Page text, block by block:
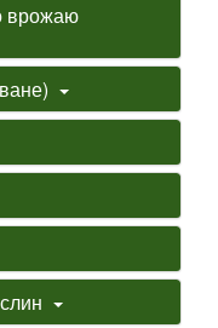
врожаю